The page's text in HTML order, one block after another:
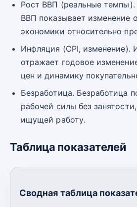
Рост ВВП (реальные темпы).
ВВП показывает изменение
экономики относительно
Инфляция (CPI, изменение).
отражает годовое
цен и динамику
Безработица. Безработица
рабочей силы без
ищущей работу.
Таблица показателей
Сводная таблица